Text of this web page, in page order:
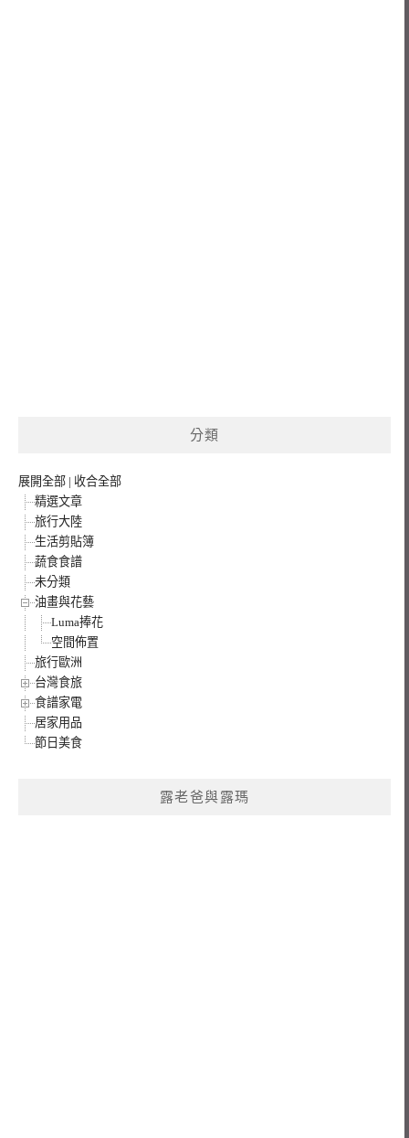
分類
展開全部 | 收合全部
精選文章
旅行大陸
生活剪貼簿
蔬食食譜
未分類
油畫與花藝
Luma捧花
空間佈置
旅行歐洲
台灣食旅
食譜家電
居家用品
節日美食
露老爸與露瑪